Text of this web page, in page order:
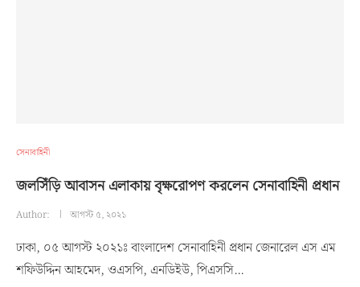
সেনাবাহিনী
জলসিঁড়ি আবাসন এলাকায় বৃক্ষরোপণ করলেন সেনাবাহিনী প্রধান
Author: আগস্ট ৫, ২০২১
ঢাকা, ০৫ আগস্ট ২০২১ঃ বাংলাদেশ সেনাবাহিনী প্রধান জেনারেল এস এম
শফিউদ্দিন আহমেদ, ওএসপি, এনডিইউ, পিএসসি…